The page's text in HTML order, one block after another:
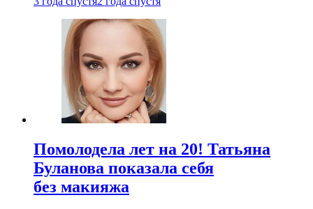
Помолодела лет на 20! Татьяна
Буланова показала себя
без макияжа